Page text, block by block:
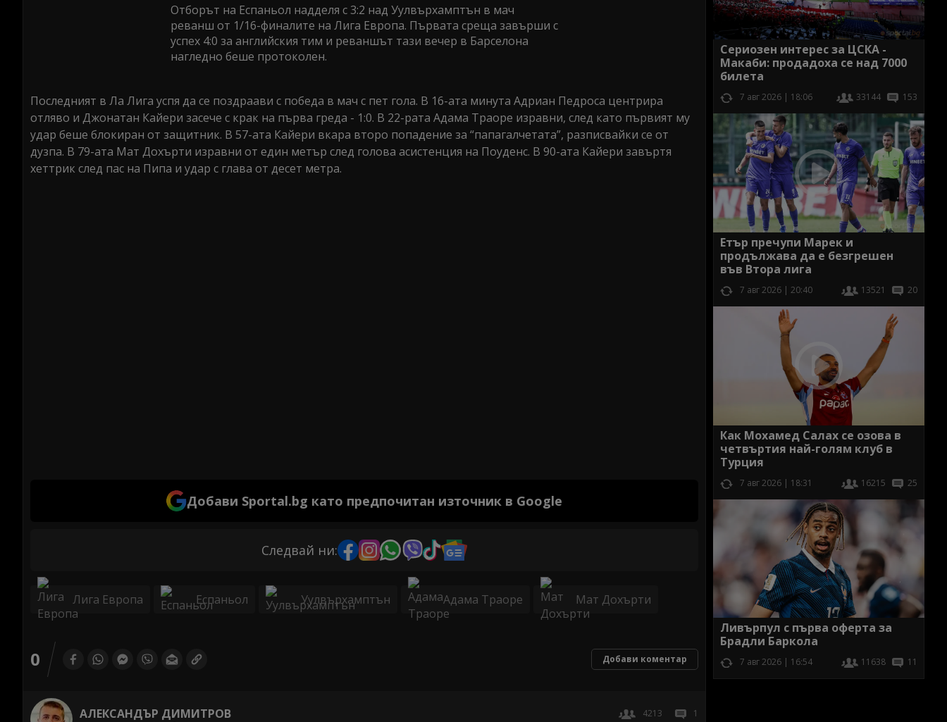
Отборът на Еспаньол надделя с 3:2 над Уулвърхамптън в мач
реванш от 1/16-финалите на Лига Европа. Първата среща завърши с
успех 4:0 за английския тим и реваншът тази вечер в Барселона
нагледно беше протоколен.
Последният в Ла Лига успя да се поздраави с победа в мач с пет гола. В 16-ата минута Адриан Педроса центрира
отляво и Джонатан Кайери засече с крак на първа греда - 1:0. В 22-рата Адама Траоре изравни, след като първият му
удар беше блокиран от защитник. В 57-ата Кайери вкара второ попадение за “папагалчетата”, разписвайки се от
дузпа. В 79-ата Мат Дохърти изравни от един метър след голова асистенция на Поуденс. В 90-ата Кайери завъртя
хеттрик след пас на Пипа и удар с глава от десет метра.
Добави Sportal.bg като предпочитан източник в Google
Следвай ни:
Лига Европа Еспаньол Уулвърхамптън Адама Траоре Мат Дохърти
0 Добави коментар
АЛЕКСАНДЪР ДИМИТРОВ 4213 1
Сериозен интерес за ЦСКА -
Макаби: продадоха се над 7000
билета
7 авг 2026 | 18:06 33144 153
Етър пречупи Марек и
продължава да е безгрешен
във Втора лига
7 авг 2026 | 20:40 13521 20
Как Мохамед Салах се озова в
четвъртия най-голям клуб в
Турция
7 авг 2026 | 18:31 16215 25
Ливърпул с първа оферта за
Брадли Баркола
7 авг 2026 | 16:54 11638 11